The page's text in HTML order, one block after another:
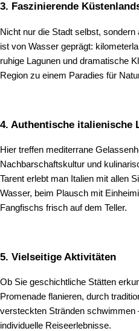
3. Faszinierende
Nicht nur die Stadt selbst,
ist von Wasser geprägt:
ruhige Lagunen und dramatische
Region zu einem Paradies für
4. Authentische italienische
Hier treffen mediterrane
Nachbarschaftskultur und
Tarent erlebt man Italien mit allen
Wasser, beim Plausch mit
Fangfischs frisch auf dem Teller.
5. Vielseitige Aktivitäten
Ob Sie geschichtliche Stätten
Promenade flanieren, durch
versteckten Stränden schwimmen
individuelle Reiseerlebnisse.